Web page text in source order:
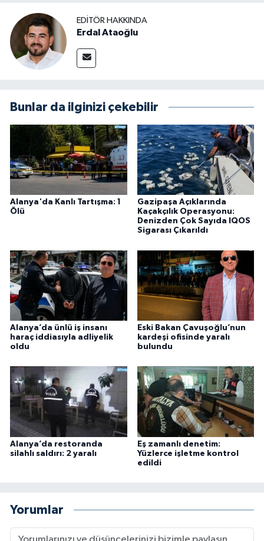
EDITÖR HAKKINDA
Erdal Ataoğlu
Bunlar da ilginizi çekebilir
Alanya'da Kanlı Tartışma: 1
Ölü
Gazipaşa Açıklarında
Kaçakçılık Operasyonu:
Denizden Çok Sayıda IQOS
Sigarası Çıkarıldı
Alanya’da ünlü iş insanı
haraç iddiasıyla adliyelik
oldu
Eski Bakan Çavuşoğlu’nun
kardeşi ofisinde yaralı
bulundu
Alanya’da restoranda
silahlı saldırı: 2 yaralı
Eş zamanlı denetim:
Yüzlerce işletme kontrol
edildi
Yorumlar